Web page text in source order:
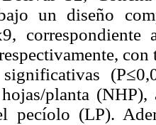
un diseño
significativas
planta
pecíolo (LP).